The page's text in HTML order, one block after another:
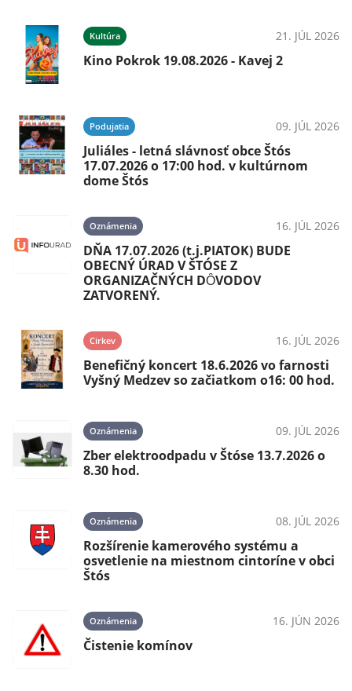
Kultúra 21. JÚL 2026
Kino Pokrok 19.08.2026 - Kavej 2
Podujatia 09. JÚL 2026
Juliáles - letná slávnosť obce Štós
17.07.2026 o 17:00 hod. v kultúrnom
dome Štós
Oznámenia 16. JÚL 2026
DŇA 17.07.2026 (t.j.PIATOK) BUDE
OBECNÝ ÚRAD V ŠTÓSE Z
ORGANIZAČNÝCH DȎVODOV
ZATVORENÝ.
Cirkev 16. JÚL 2026
Benefičný koncert 18.6.2026 vo farnosti
Vyšný Medzev so začiatkom o16: 00 hod.
Oznámenia 09. JÚL 2026
Zber elektroodpadu v Štóse 13.7.2026 o
8.30 hod.
Oznámenia 08. JÚL 2026
Rozšírenie kamerového systému a
osvetlenie na miestnom cintoríne v obci
Štós
Oznámenia 16. JÚN 2026
Čistenie komínov